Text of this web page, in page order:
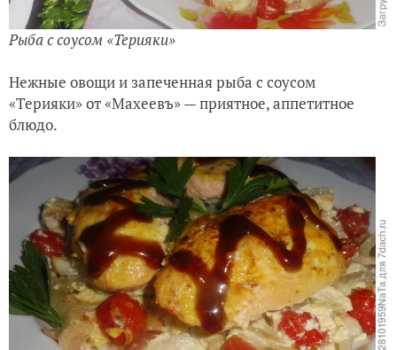
Рыба с соусом «Терияки»
Нежные овощи и запеченная рыба с соусом
«Терияки» от «Махеевъ» — приятное, аппетитное
блюдо.